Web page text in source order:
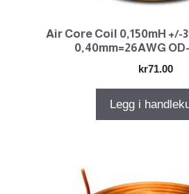
Air Core Coil 0,150mH +/-
0,40mm=26AWG
kr71.00
Legg i